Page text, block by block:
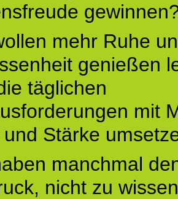
mehr Ruhe
genießen
täglichen
mit
und Stärke
manchmal
nicht zu